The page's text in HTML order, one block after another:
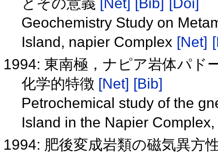
Geochemistry Study on
Island, napier Complex [Net]
1994: 東南極，ナピア岩体パド
化学的特徴 [Net] [Bib]
Petrochemical study of the
Island in the Napier
1994: 肥後変成岩類の磁気異方